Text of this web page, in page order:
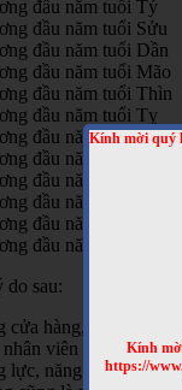
Kính mời quý
Kính
https://
đầu năm tuổi Tý
đầu năm tuổi Sửu
đầu năm tuổi Dần
đầu năm tuổi Mão
đầu năm tuổi Thìn
đầu năm tuổi Tỵ
đầu năm tuổi Ngọ
đầu năm tuổi Mùi
đầu năm tuổi Thân
đầu năm tuổi Dậu
đầu năm tuổi Tuất
đầu năm tuổi Hợi
do sau:
hàng, doanh
viên đều cảm
lực, năng lượng tích